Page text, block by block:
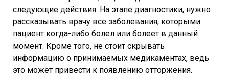
следующие действия. На этапе диагностики, нужно
рассказывать врачу все заболевания, которыми
пациент когда-либо болел или болеет в данный
момент. Кроме того, не стоит скрывать
информацию о принимаемых медикаментах, ведь
это может привести к появлению отторжения.